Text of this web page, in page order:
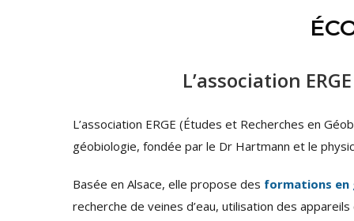
L’association
L’association ERGE (Études et Recherches en
géobiologie, fondée par le Dr Hartmann et le
Basée en Alsace, elle propose des formations en
recherche de veines d’eau, utilisation des